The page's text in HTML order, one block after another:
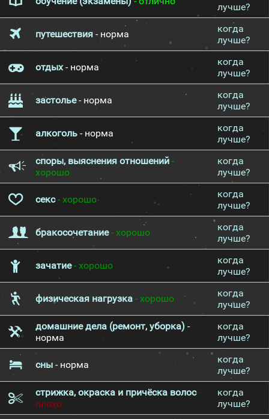
лучше?
путешествия - норма
когда
лучше?
отдых- норма
когда
лучше?
застолье- норма
когда
лучше?
алкоголь - норма
когда
лучше?
споры, выяснения отношений -
хорошо
когда
лучше?
секс- хорошо
когда
лучше?
бракосочетание- хорошо
когда
лучше?
зачатие- хорошо
когда
лучше?
физическая нагрузка - хорошо
когда
лучше?
домашние дела (ремонт, уборка) -
норма
когда
лучше?
сны - норма
когда
лучше?
стрижка, окраска и причёска волос-
плохо
когда
лучше?